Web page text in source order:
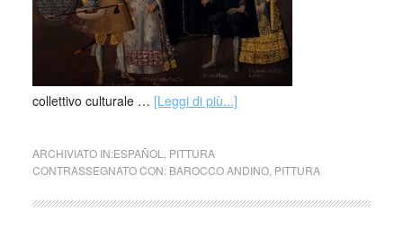
collettivo culturale … [Leggi di più...]
ARCHIVIATO IN:ESPAÑOL
PITTURA
CONTRASSEGNATO CON: BAROCCO ANDINO, PITTURA